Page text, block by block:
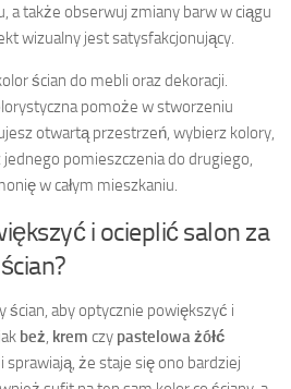
a także obserwuj zmiany barw w ciągu
wizualny jest satysfakcjonujący.
ścian do mebli oraz dekoracji.
pomoże w stworzeniu
otwartą przestrzeń, wybierz kolory,
pomieszczenia do drugiego,
w całym mieszkaniu.
i ocieplić salon za
ścian, aby optycznie powiększyć i
beż krem czy pastelowa żółć
że staje się ono bardziej